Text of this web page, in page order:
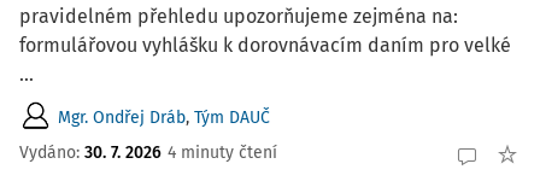
pravidelném přehledu upozorňujeme zejména na:
formulářovou vyhlášku k dorovnávacím daním pro velké
...
Mgr. Ondřej Dráb, Tým DAUČ
Vydáno: 30. 7. 2026 4 minuty čtení